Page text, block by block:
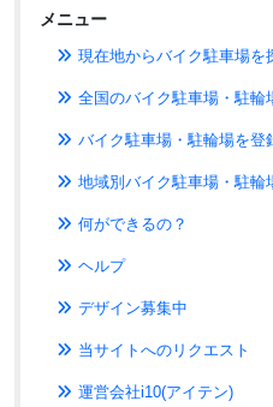
メニュー
現在地からバイク駐車場を
全国のバイク駐車場・駐輪
バイク駐車場・駐輪場を登
地域別バイク駐車場・駐輪
何ができるの？
ヘルプ
デザイン募集中
当サイトへのリクエスト
運営会社i10(アイテン)